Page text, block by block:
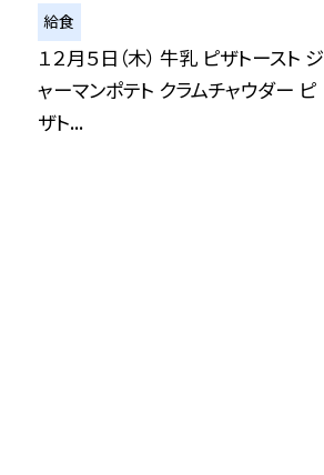
給食
１２月５日（木） 牛乳 ピザトースト ジ
ャーマンポテト クラムチャウダー ピ
ザト...